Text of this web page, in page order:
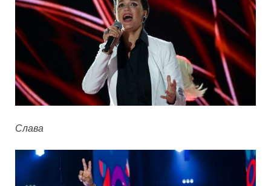
Слава